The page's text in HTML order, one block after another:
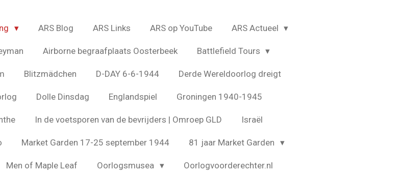
ARS Blog ARS Links ARS op YouTube ARS Actueel
Airborne begraafplaats Oosterbeek Battlefield Tours
Blitzmädchen D-DAY 6-6-1944 Derde Wereldoorlog dreigt
Dolle Dinsdag Englandspiel Groningen 1940-1945
In de voetsporen van de bevrijders | Omroep GLD Israël
Market Garden 17-25 september 1944 81 jaar Market Garden
Men of Maple Leaf Oorlogsmusea Oorlogvoorderechter.nl